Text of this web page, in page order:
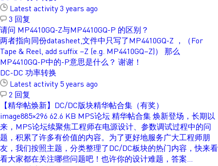
Latest activity 3 years ago
3 回复
请问 MP4410GQ-Z与MP4410GQ-P 的区别？
两者指向同份datasheet,文件中只写了MP4410GQ-Z ，（For
Tape & Reel, add suffix –Z (e.g. MP4410GQ–Z)） 那么
MP4410GQ-P中的-P意思是什么？ 谢谢！
DC-DC 功率转换
Latest activity 5 years ago
2 回复
【精华帖焕新】DC/DC版块精华帖合集（有奖）
image885×296 62.6 KB MPS论坛 精华帖合集 焕新登场，长期以
来，MPS论坛续聚焦工程师在电源设计、参数调试过程中的问
题，积累了许多有价值的内容。为了更好地服务广大工程师朋
友，我们按照主题，分类整理了DC/DC板块的热门内容，快来看
看大家都在关注哪些问题吧！也许你的设计难题，答案...